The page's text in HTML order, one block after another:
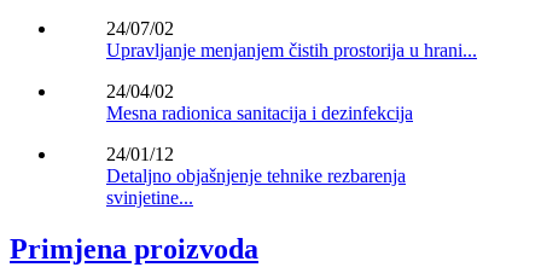
24/07/02
Upravljanje menjanjem čistih prostorija u hrani...
24/04/02
Mesna radionica sanitacija i dezinfekcija
24/01/12
Detaljno objašnjenje tehnike rezbarenja
svinjetine...
Primjena proizvoda